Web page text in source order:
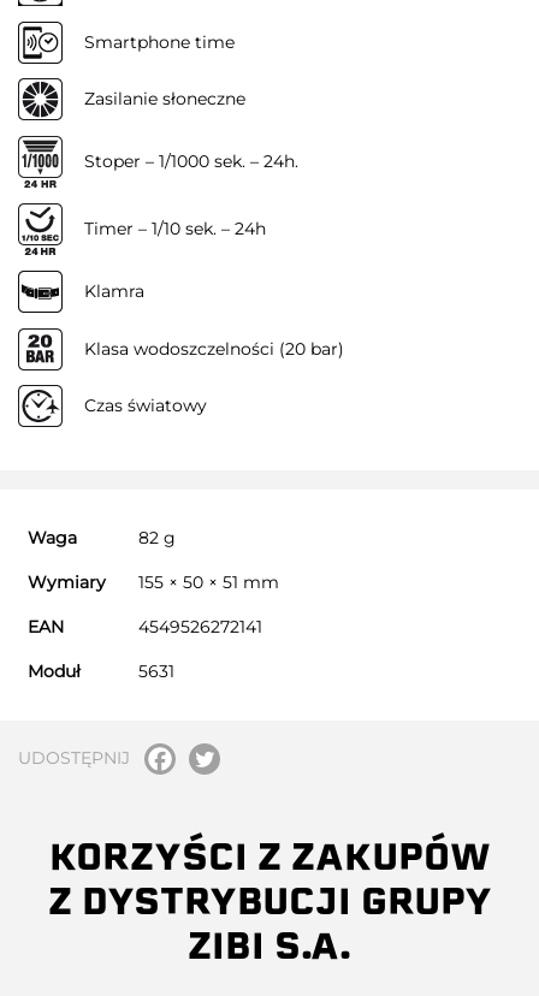
Smartphone time
Zasilanie słoneczne
Stoper – 1/1000 sek. – 24h.
Timer – 1/10 sek. – 24h
Klamra
Klasa wodoszczelności (20 bar)
Czas światowy
Waga 82 g
Wymiary 155 × 50 × 51 mm
EAN 4549526272141
Moduł 5631
UDOSTĘPNIJ
KORZYŚCI Z ZAKUPÓW
Z DYSTRYBUCJI GRUPY
ZIBI S.A.